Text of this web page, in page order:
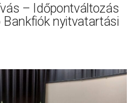
– Időpontváltozás
Bankfiók nyitvatartási